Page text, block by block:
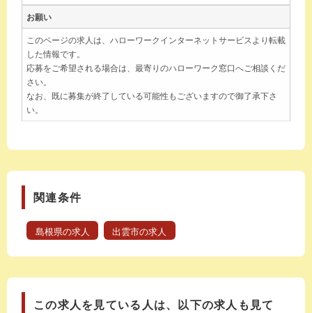
お願い
このページの求人は、ハローワークインターネットサービスより転載
した情報です。
応募をご希望される場合は、最寄りのハローワーク窓口へご相談くだ
さい。
なお、既に募集が終了している可能性もございますので御了承下さ
い。
関連条件
島根県の求人 出雲市の求人
この求人を見ている人は、以下の求人も見て